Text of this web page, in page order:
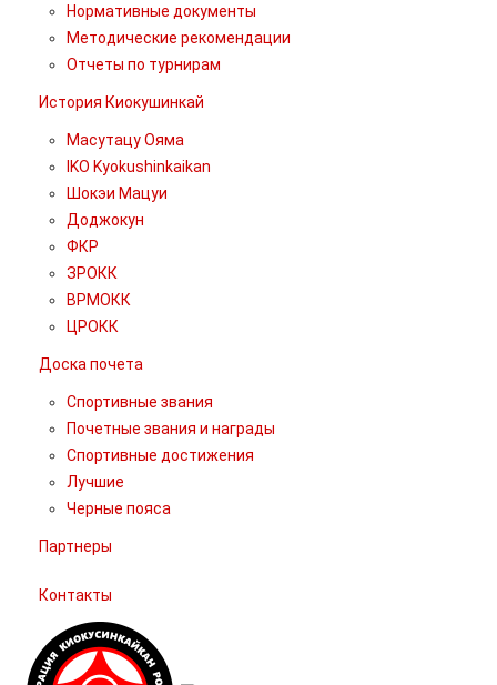
Нормативные документы
Методические рекомендации
Отчеты по турнирам
История Киокушинкай
Масутацу Ояма
IKO Kyokushinkaikan
Шокэи Мацуи
Доджокун
ФКР
ЗРОКК
ВРМОКК
ЦРОКК
Доска почета
Спортивные звания
Почетные звания и награды
Спортивные достижения
Лучшие
Черные пояса
Партнеры
Контакты